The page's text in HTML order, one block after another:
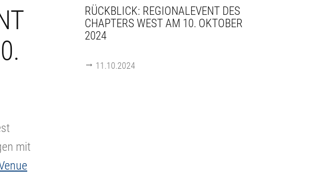
mit
RÜCKBLICK: REGIONALEVENT DES
CHAPTERS WEST AM 10. OKTOBER
2024
11.10.2024